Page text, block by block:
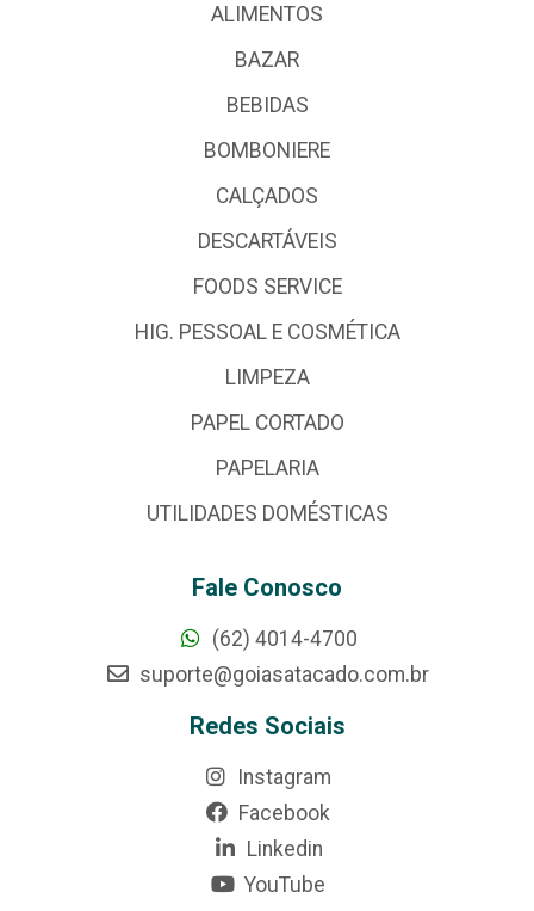
ALIMENTOS
BAZAR
BEBIDAS
BOMBONIERE
CALÇADOS
DESCARTÁVEIS
FOODS SERVICE
HIG. PESSOAL E COSMÉTICA
LIMPEZA
PAPEL CORTADO
PAPELARIA
UTILIDADES DOMÉSTICAS
Fale Conosco
(62) 4014-4700
suporte@goiasatacado.com.br
Redes Sociais
Instagram
Facebook
Linkedin
YouTube